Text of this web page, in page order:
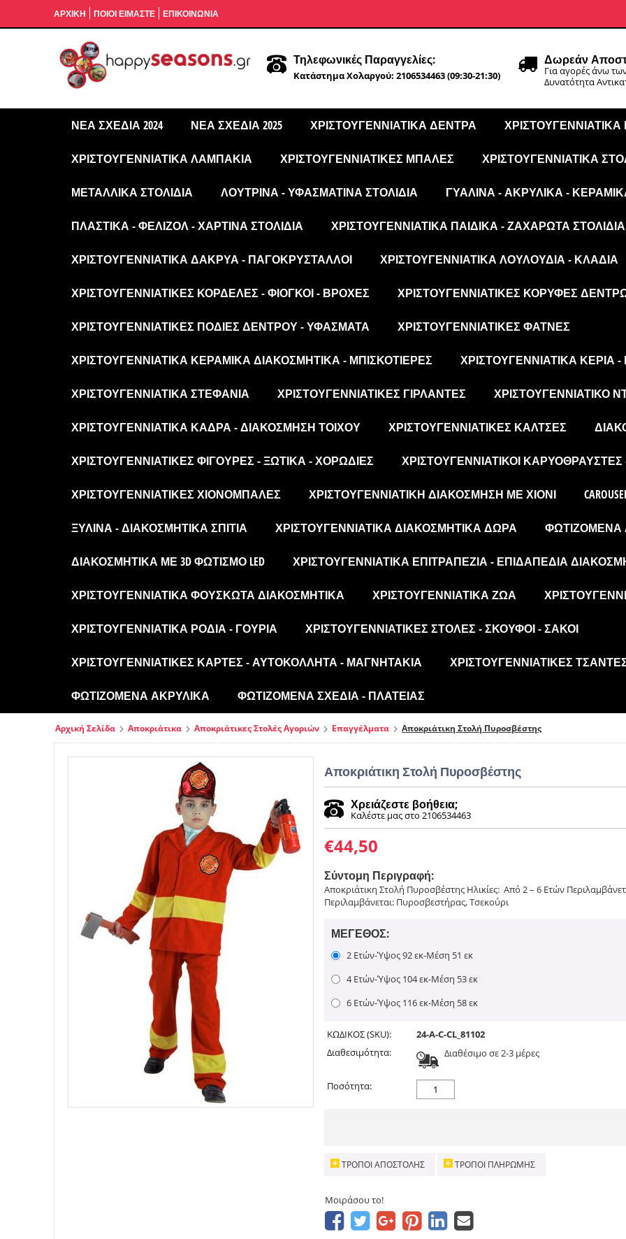
ΑΡΧΙΚΉ ΠΟΙΟΙ ΕΙΜΑΣΤΕ ΕΠΙΚΟΙΝΩΝΙΑ
Τηλεφωνικές Παραγγελίες:
Κατάστημα Χολαργού: 2106534463 (09:30-21:30)
Δωρεάν
Για αγορές άνω
Δυνατότητα
ΝΈΑ ΣΧΈΔΙΑ 2024 ΝΈΑ ΣΧΈΔΙΑ 2025 ΧΡΙΣΤΟΥΓΕΝΝΙΆΤΙΚΑ ΔΈΝΤΡΑ
ΧΡΙΣΤΟΥΓΕΝΝΙΆΤΙΚΑ ΛΑΜΠΆΚΙΑ ΧΡΙΣΤΟΥΓΕΝΝΙΆΤΙΚΕΣ ΜΠΆΛΕΣ ΧΡΙΣΤΟΥΓΕΝΝΙΆΤΙΚΑ
ΜΕΤΑΛΛΙΚΆ ΣΤΟΛΊΔΙΑ ΛΟΎΤΡΙΝΑ - ΥΦΑΣΜΆΤΙΝΑ ΣΤΟΛΊΔΙΑ ΓΥΆΛΙΝΑ - ΑΚΡΥΛΙΚΆ -
ΠΛΑΣΤΙΚΆ - ΦΕΛΙΖΌΛ - ΧΆΡΤΙΝΑ ΣΤΟΛΊΔΙΑ ΧΡΙΣΤΟΥΓΕΝΝΙΆΤΙΚΑ ΠΑΙΔΙΚΆ - ΖΑΧΑΡΩΤΆ ΣΤΟΛΊΔΙΑ
ΧΡΙΣΤΟΥΓΕΝΝΙΆΤΙΚΑ ΔΆΚΡΥΑ - ΠΑΓΟΚΡΎΣΤΑΛΛΟΙ ΧΡΙΣΤΟΥΓΕΝΝΙΆΤΙΚΑ ΛΟΥΛΟΎΔΙΑ - ΚΛΑΔΙΆ
ΧΡΙΣΤΟΥΓΕΝΝΙΆΤΙΚΕΣ ΚΟΡΔΈΛΕΣ - ΦΙΌΓΚΟΙ - ΒΡΟΧΈΣ ΧΡΙΣΤΟΥΓΕΝΝΙΆΤΙΚΕΣ ΚΟΡΥΦΈΣ
ΧΡΙΣΤΟΥΓΕΝΝΙΆΤΙΚΕΣ ΠΟΔΙΈΣ ΔΈΝΤΡΟΥ - ΥΦΆΣΜΑΤΑ ΧΡΙΣΤΟΥΓΕΝΝΙΆΤΙΚΕΣ ΦΆΤΝΕΣ
ΧΡΙΣΤΟΥΓΕΝΝΙΆΤΙΚΑ ΚΕΡΑΜΙΚΆ ΔΙΑΚΟΣΜΗΤΙΚΆ - ΜΠΙΣΚΟΤΙΈΡΕΣ ΧΡΙΣΤΟΥΓΕΝΝΙΆΤΙΚΑ ΚΕΡΙΆ
ΧΡΙΣΤΟΥΓΕΝΝΙΆΤΙΚΑ ΣΤΕΦΆΝΙΑ ΧΡΙΣΤΟΥΓΕΝΝΙΆΤΙΚΕΣ ΓΙΡΛΆΝΤΕΣ ΧΡΙΣΤΟΥΓΕΝΝΙΆΤΙΚΟ
ΧΡΙΣΤΟΥΓΕΝΝΙΆΤΙΚΑ ΚΆΔΡΑ - ΔΙΑΚΌΣΜΗΣΗ ΤΟΊΧΟΥ ΧΡΙΣΤΟΥΓΕΝΝΙΆΤΙΚΕΣ ΚΆΛΤΣΕΣ
ΧΡΙΣΤΟΥΓΕΝΝΙΆΤΙΚΕΣ ΦΙΓΟΎΡΕΣ - ΞΩΤΙΚΆ - ΧΟΡΩΔΊΕΣ ΧΡΙΣΤΟΥΓΕΝΝΙΆΤΙΚΟΙ
ΧΡΙΣΤΟΥΓΕΝΝΙΆΤΙΚΕΣ ΧΙΟΝΌΜΠΑΛΕΣ ΧΡΙΣΤΟΥΓΕΝΝΙΆΤΙΚΗ ΔΙΑΚΌΣΜΗΣΗ ΜΕ ΧΙΌΝΙ
ΞΎΛΙΝΑ - ΔΙΑΚΟΣΜΗΤΙΚΆ ΣΠΊΤΙΑ ΧΡΙΣΤΟΥΓΕΝΝΙΆΤΙΚΑ ΔΙΑΚΟΣΜΗΤΙΚΆ ΔΏΡΑ ΦΩΤΙΖΌΜΕΝΑ
ΔΙΑΚΟΣΜΗΤΙΚΆ ΜΕ 3D ΦΩΤΙΣΜΌ LED ΧΡΙΣΤΟΥΓΕΝΝΙΆΤΙΚΑ ΕΠΙΤΡΑΠΈΖΙΑ - ΕΠΙΔΑΠΈΔΙΑ
ΧΡΙΣΤΟΥΓΕΝΝΙΆΤΙΚΑ ΦΟΥΣΚΩΤΆ ΔΙΑΚΟΣΜΗΤΙΚΆ ΧΡΙΣΤΟΥΓΕΝΝΙΆΤΙΚΑ ΖΏΑ
ΧΡΙΣΤΟΥΓΕΝΝΙΆΤΙΚΑ ΡΌΔΙΑ - ΓΟΎΡΙΑ ΧΡΙΣΤΟΥΓΕΝΝΙΆΤΙΚΕΣ ΣΤΟΛΈΣ - ΣΚΟΎΦΟΙ - ΣΆΚΟΙ
ΧΡΙΣΤΟΥΓΕΝΝΙΆΤΙΚΕΣ ΚΆΡΤΕΣ - ΑΥΤΟΚΌΛΛΗΤΑ - ΜΑΓΝΗΤΆΚΙΑ ΧΡΙΣΤΟΥΓΕΝΝΙΆΤΙΚΕΣ
ΦΩΤΙΖΌΜΕΝΑ ΑΚΡΥΛΙΚΆ ΦΩΤΙΖΌΜΕΝΑ ΣΧΈΔΙΑ - ΠΛΑΤΕΊΑΣ
Αρχική Σελίδα Αποκριάτικα Αποκριάτικες Στολές Αγοριών Επαγγέλματα Αποκριάτικη Στολή Πυροσβέστης
Αποκριάτικη Στολή Πυροσβέστης
Χρειάζεστε βοήθεια;
Καλέστε μας στο 2106534463
€44,50
Σύντομη Περιγραφή:
Αποκριάτικη Στολή Πυροσβέστης Ηλικίες: Από 2 – 6 Ετών
Περιλαμβάνεται: Πυροσβεστήρας, Τσεκούρι
ΜΈΓΕΘΟΣ:
2 Ετών-Ύψος 92 εκ-Μέση 51 εκ
4 Ετών-Ύψος 104 εκ-Μέση 53 εκ
6 Ετών-Ύψος 116 εκ-Μέση 58 εκ
ΚΩΔΙΚΟΣ (SKU):
24-A-C-CL_81102
Διαθεσιμότητα:
Διαθέσιμο σε 2-3 μέρες
Ποσότητα:
ΤΡΌΠΟΙ ΑΠΟΣΤΟΛΉΣ ΤΡΌΠΟΙ ΠΛΗΡΩΜΉΣ
Μοιράσου το!